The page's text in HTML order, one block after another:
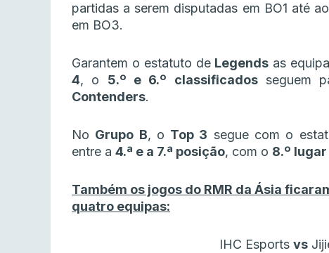
partidas a serem disputadas em BO1 até
em BO3.
Garantem o estatuto de Legends as
4, o 5.º e 6.º classificadosseguem
Contenders.
No Grupo B, o Top 3 segue com o
entre a 4.ª e a 7.ª posição, com o 8.º lugar
Também os jogos do RMR da Ásia
quatro equipas:
IHC Esports vs